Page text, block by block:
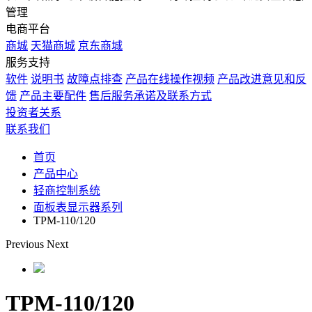
管理
电商平台
商城 天猫商城 京东商城
服务支持
软件 说明书 故障点排查 产品在线操作视频 产品改进意见和反
馈 产品主要配件 售后服务承诺及联系方式
投资者关系
联系我们
首页
产品中心
轻商控制系统
面板表显示器系列
TPM-110/120
Previous Next
TPM-110/120